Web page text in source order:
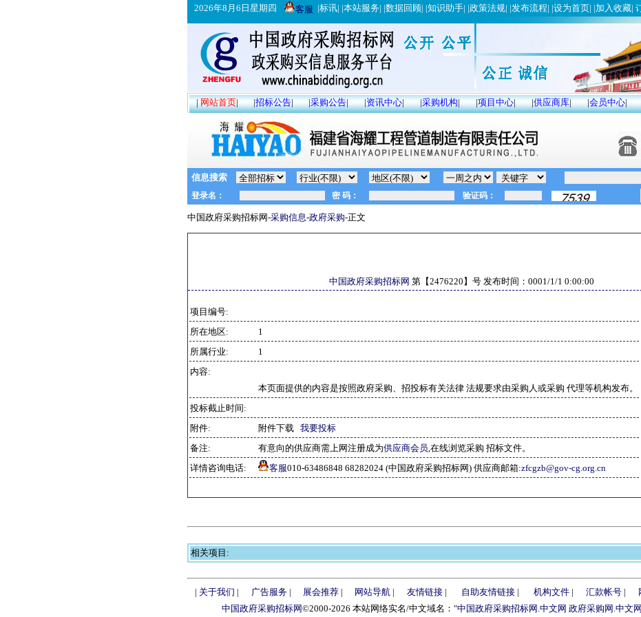
2026年8月6日星期四 客服 |标讯| |本站服务| |数据回顾| |知识助手| |政策法规| |发布流程| |设为首页| |加入收藏|
|网站首页| |招标公告| |采购公告| |资讯中心| |采购机构| |项目中心| |供应商库| |会员中心|
信息搜索
中国政府采购招标网-采购信息-政府采购-正文
中国政府采购招标网 第【2476220 】号 发布时间： 0001/1/1 0:00:00
项目编号:
所在地区:
1
所属行业:
1
内容:
本页面提供的内容是按照政府采购、招投标有关法律 法规要求由采购人或采购 代理等机构发布。
投标截止时间:
附件:
附件下载 我要投标
备注:
有意向的供应商需上网注册成为供应商会员,在线浏览采购 招标文件。
详情咨询电话:
客服010-63486848 68282024 (中国政府采购招标网) 供应商邮箱:zfcgzb@gov-cg.org.cn
相关项目:
| 关于我们 | 广告服务| 展会推荐| 网站导航 | 友情链接 | 自助友情链接 | 机构文件 | 汇款帐号 |
中国政府采购招标网©2000-2026 本站网络实名/中文域名："中国政府采购招标网.中文网 政府采购网.中文网